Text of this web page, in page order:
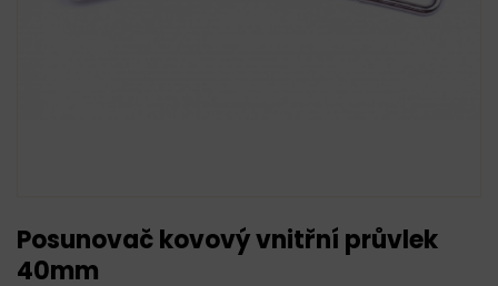
Posunovač kovový vnitřní průvlek
40mm